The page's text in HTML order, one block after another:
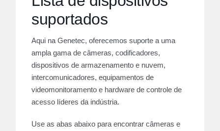
suportados
Aqui na Genetec, oferecemos suporte a uma
ampla gama de câmeras, codificadores,
dispositivos de armazenamento e nuvem,
intercomunicadores, equipamentos de
videomonitoramento e hardware de controle de
acesso líderes da indústria.
Use as abas abaixo para encontrar câmeras e